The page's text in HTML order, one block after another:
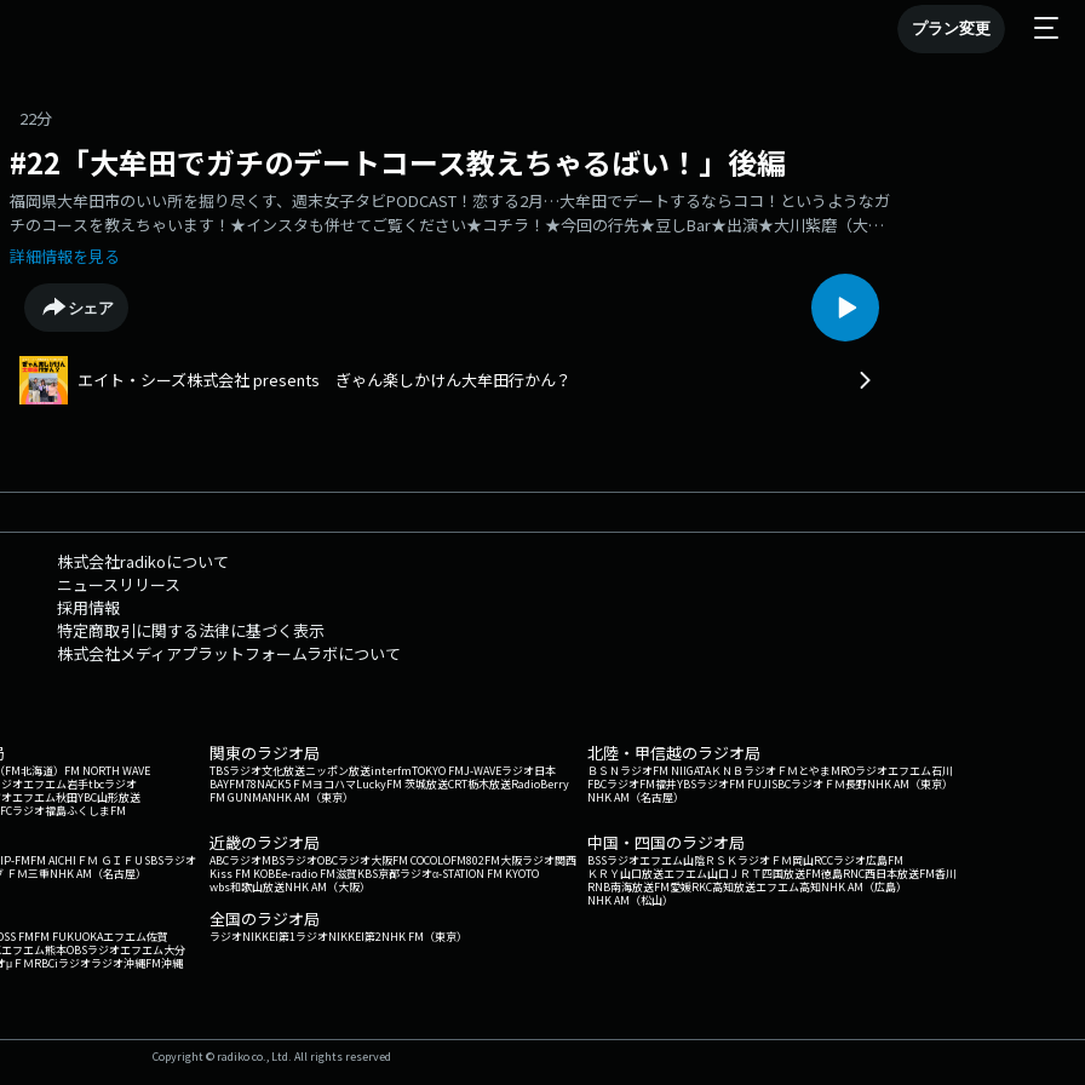
プラン変更
22分
#22「大牟田でガチのデートコース教えちゃるばい！」後編
福岡県大牟田市のいい所を掘り尽くす、週末女子タビPODCAST！恋する2月…大牟田でデートするならココ！というようなガ
チのコースを教えちゃいます！★インスタも併せてご覧ください★コチラ！★今回の行先★豆しBar★出演★大川紫磨（大牟
田LOVE／ぎゃんさん／リポーター）新原菜摘（飯塚LOVE／パイセン／ディレクター）井上桃子（佐賀LOVE／サガちゃん／リ
ポーター）「＃ぎゃんたの」で情報お待ちしてマス。
詳細情報を見る
シェア
エイト・シーズ株式会社 presents ぎゃん楽しかけん大牟田行かん？
株式会社radikoについて
ニュースリリース
採用情報
特定商取引に関する法律に基づく表示
株式会社メディアプラットフォームラボについて
北海道） FM NORTH WAVE
オエフエム岩手tbcラジオ
エフエム秋田YBC山形放送
ラジオ福島ふくしまFM
関東のラジオ局
TBSラジオ文化放送ニッポン放送interfmTOKYO FMJ-WAVEラジオ日本
BAYFM78NACK5 ＦＭヨコハマLuckyFM 茨城放送CRT栃木放送RadioBerry
FM GUNMANHK AM（東京）
北陸・甲信越のラジオ局
ＢＳＮラジオFM NIIGATAＫＮＢラジオ ＦＭとやまMROラジオエフエム石川
FBCラジオFM福井YBSラジオFM FUJISBCラジオ ＦＭ長野NHK AM（東京）
NHK AM（名古屋）
FMFM AICHI ＦＭ ＧＩＦＵ SBSラジオ
ＦＭ三重NHK AM（名古屋）
近畿のラジオ局
ABCラジオMBSラジオOBCラジオ大阪FM COCOLOFM802FM大阪ラジオ関西
Kiss FM KOBEe-radio FM滋賀KBS京都ラジオα-STATION FM KYOTO
wbs和歌山放送NHK AM（大阪）
中国・四国のラジオ局
BSSラジオエフエム山陰ＲＳＫラジオ ＦＭ岡山RCCラジオ広島FM
ＫＲＹ山口放送エフエム山口 ＪＲＴ四国放送FM徳島RNC西日本放送FM香川
RNB南海放送FM愛媛RKC高知放送エフエム高知NHK AM（広島）
NHK AM（松山）
FMFM FUKUOKAエフエム佐賀
フエム熊本OBSラジオエフエム大分
μＦＭRBCiラジオラジオ沖縄FM沖縄
全国のラジオ局
ラジオNIKKEI第1ラジオNIKKEI第2NHK FM（東京）
Copyright © radiko co., Ltd. All rights reserved